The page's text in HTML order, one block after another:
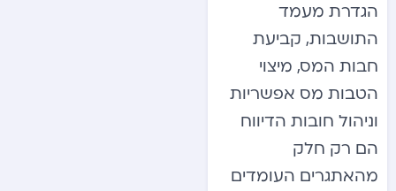
הגדרת מעמד
התושבות, קביעת
חבות המס, מיצוי
הטבות מס אפשריות
וניהול חובות הדיווח
הם רק חלק
מהאתגרים העומדים